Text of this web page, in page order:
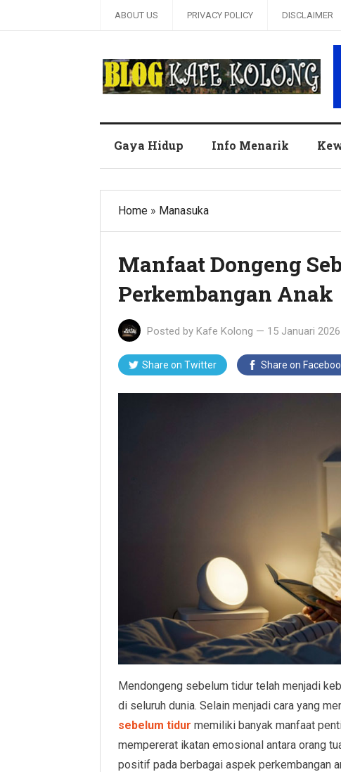
ABOUT US PRIVACY POLICY DISCLAIMER
Gaya Hidup Info Menarik
Home » Manasuka
Manfaat Dongeng
Perkembangan Anak
Posted by Kafe Kolong — 15 Januari 2026
Share on Twitter Share on
Mendongeng sebelum tidur telah menjadi
di seluruh dunia. Selain menjadi cara yang
sebelum tidur memiliki banyak manfaat
mempererat ikatan emosional antara orang
positif pada berbagai aspek perkembangan